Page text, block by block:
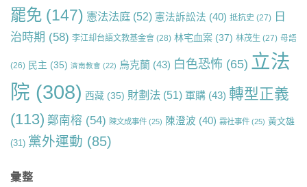
罷免 (147) 憲法法庭 (52) 憲法訴訟法 (40) 抵抗史 (27) 日
治時期 (58) 李江却台語文教基金會 (28) 林宅血案 (37) 林茂生 (27) 母語
(26) 民主 (35) 濟南教會 (22) 烏克蘭 (43) 白色恐怖 (65) 立法
院 (308) 西藏 (35) 財劃法 (51) 軍購 (43) 轉型正義
(113) 鄭南榕 (54) 陳文成事件 (25) 陳澄波 (40) 霧社事件 (25) 黃文雄
(31) 黨外運動 (85)
彙整